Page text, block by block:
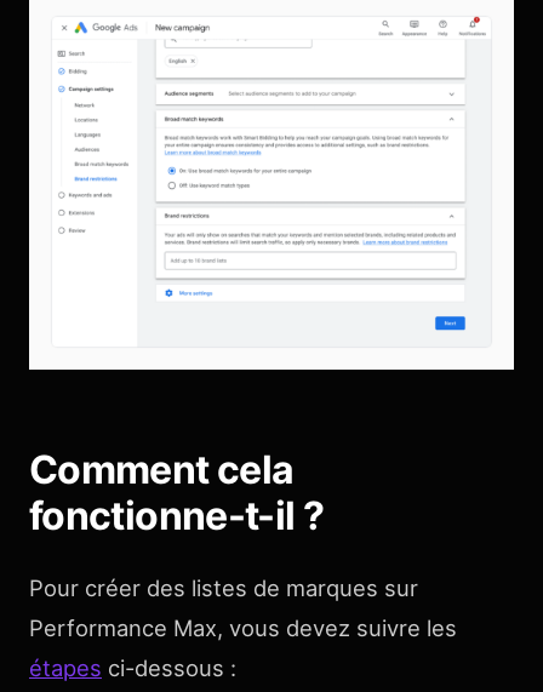
Comment cela
fonctionne-t-il ?
Pour créer des listes de marques sur
Performance Max, vous devez suivre les
étapes ci-dessous :